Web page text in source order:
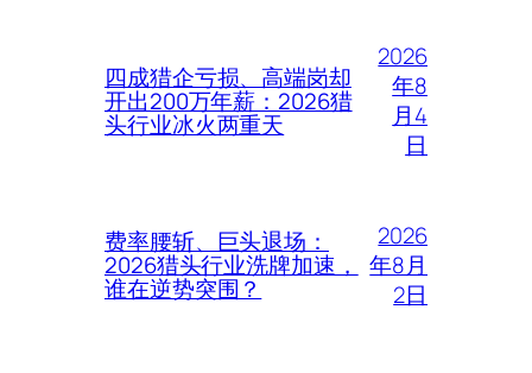
四成猎企亏损、高端岗却
开出200万年薪：2026猎
头行业冰火两重天
2026
年8
月4
日
费率腰斩、巨头退场：
2026猎头行业洗牌加速，
谁在逆势突围？
2026
年8月
2日